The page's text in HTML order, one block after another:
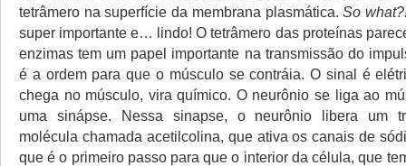
tetrâmero na superfície da membrana plasmática.So
super importante e… lindo! O tetrâmero das proteínas
enzimas tem um papel importante na transmissão do
é a ordem para que o músculo se contráia. O sinal é
chega no músculo, vira químico. O neurônio se liga ao
uma sinápse. Nessa sinapse, o neurônio libera um
molécula chamada acetilcolina, que ativa os canais de
que é o primeiro passo para que o interior da célula, que